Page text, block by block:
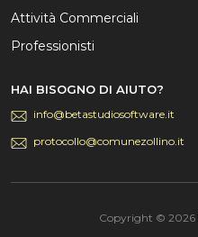
Attività Commerciali
Professionisti
HAI BISOGNO DI AIUTO?
info@betastudiosoftware.it
protocollo@comunezollino.it
Copyright © 2026